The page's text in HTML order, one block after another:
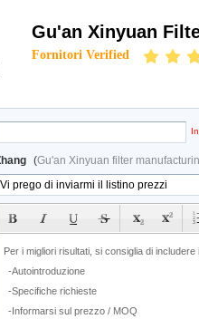
Gu'an Xinyuan
Fornitori Verified
(Gu'an Xinyuan filter